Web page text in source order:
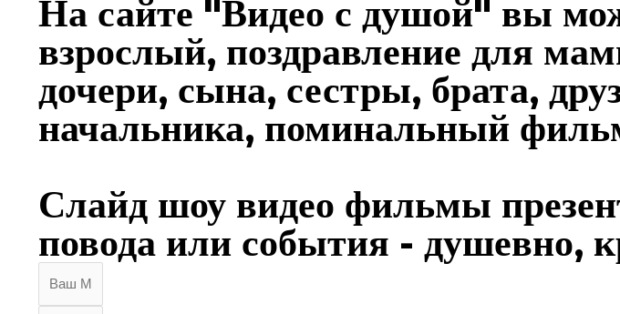
На сайте "Видео с душой" вы
взрослый, поздравление для
дочери, сына, сестры, брата,
начальника, поминальный
Слайд шоу видео фильмы
повода или события - душевно,